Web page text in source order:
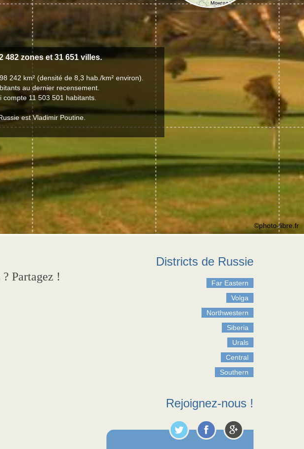
482 zones et 31 651 villes.
242 km² (densité de 8,3 hab./km² environ).
au dernier recensement.
compte 11 503 501 habitants.
est Vladimir Poutine.
©photo-libre.fr
Partagez !
Districts de Russie
Far Eastern
Volga
Northwestern
Siberia
Urals
Central
Southern
Rejoignez-nous !